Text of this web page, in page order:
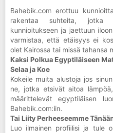
Bahebik.com erottuu
rakentaa suhteita, jotka
kunnioitukseen ja jaettuun
varmistaa, että etäisyys ei
olet Kairossa tai missä tahansa
Kaksi Polkua Egyptiläiseen
Selaa ja Koe
Kokeile muita alustoja jos
ne, jotka etsivät aitoa
määrittelevät egyptiläisen
Bahebik.com:iin.
Tai Liity Perheeseemme
Luo ilmainen profiilisi ja tule